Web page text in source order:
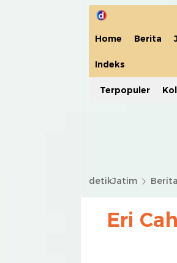
Home Berita
Indeks
Terpopuler
detikJatim Berita
Eri